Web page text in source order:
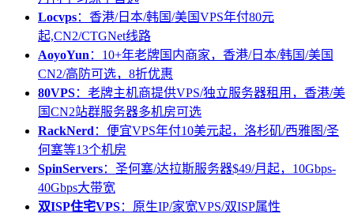
Locvps：香港/日本/韩国/美国VPS年付80元
起,CN2/CTGNet线路
AoyoYun ：10+年老牌国内商家，香港/日本/韩国/美国
CN2/高防可选，8折优惠
80VPS：老牌主机商提供VPS/独立服务器租用，香港/美
国CN2站群服务器多机房可选
RackNerd ：便宜VPS年付10美元起，洛杉矶/西雅图/圣
何塞等13个机房
SpinServers：圣何塞/达拉斯服务器$49/月起，10Gbps-
40Gbps大带宽
双ISP住宅VPS：原生IP/家宽VPS/双ISP属性